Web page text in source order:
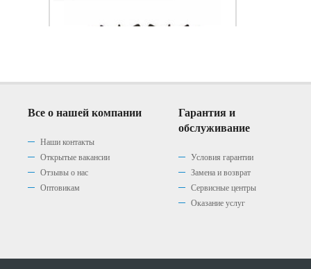
Варочная панель Gefest 1210
Варочная панель Gefest 1210
Варочная панель Gefest 1210
Все о нашей компании
Наши контакты
Открытые вакансии
Отзывы о нас
Оптовикам
Гарантия и
обслуживание
Условия гарантии
Замена и возврат
Сервисные центры
Оказание услуг